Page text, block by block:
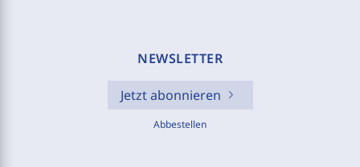
NEWSLETTER
Jetzt abonnieren
Abbestellen